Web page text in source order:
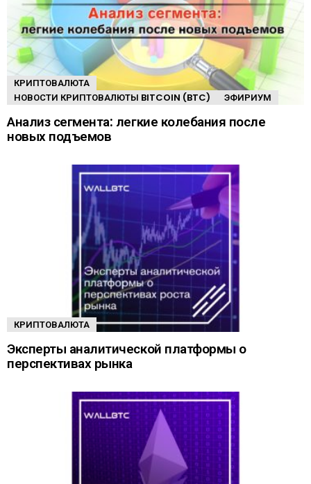
КРИПТОВАЛЮТА
НОВОСТИ КРИПТОВАЛЮТЫ BITCOIN (BTC)
ЭФИРИУМ
Анализ сегмента: легкие колебания после
новых подъемов
КРИПТОВАЛЮТА
Эксперты аналитической платформы о
перспективах рынка